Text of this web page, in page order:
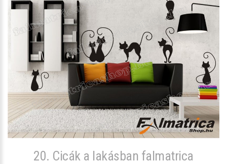
20. Cicák a lakásban falmatrica